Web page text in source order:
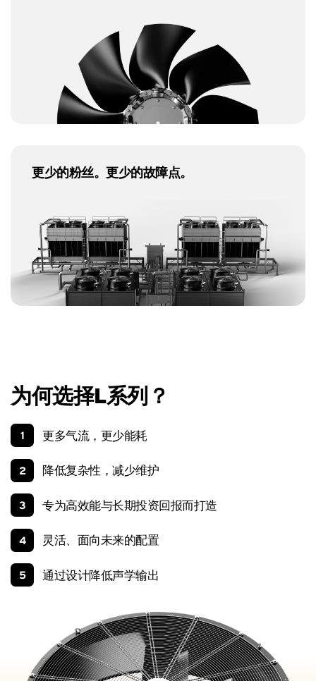
更少的粉丝。更少的故障点。
为何选择L系列？
1 更多气流，更少能耗
2 降低复杂性，减少维护
3 专为高效能与长期投资回报而打造
4 灵活、面向未来的配置
5 通过设计降低声学输出